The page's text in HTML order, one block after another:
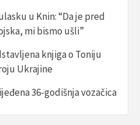
u Knin: “Da je pred
mi bismo ušli”
knjiga o Toniju
Ukrajine
36-godišnja vozačica